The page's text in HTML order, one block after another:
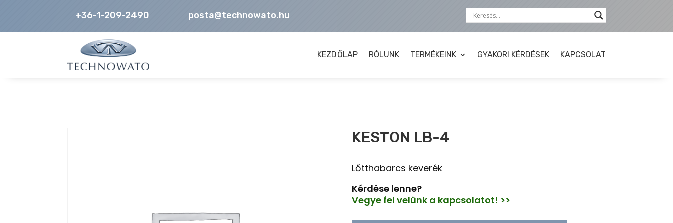
+36-1-209-2490 posta@technowato.hu
KEZDŐLAP RÓLUNK TERMÉKEINK GYAKORI KÉRDÉSEK KAPCSOLAT
KESTON LB-4
Lőtthabarcs keverék
Kérdése lenne?
Vegye fel velünk a kapcsolatot! >>